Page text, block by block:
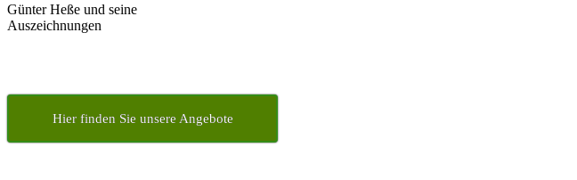
Günter Heße und seine
Auszeichnungen
Hier finden Sie unsere Angebote